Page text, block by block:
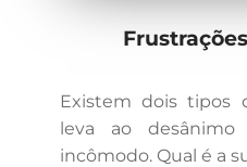
Existem dois tipos
leva ao
incômodo. Qual é a